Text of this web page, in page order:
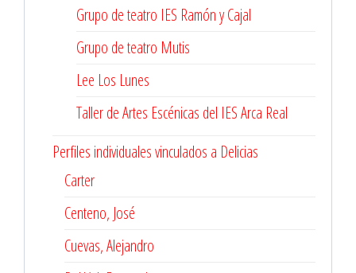
Grupo de teatro IES Ramón y Cajal
Grupo de teatro Mutis
Lee Los Lunes
Taller de Artes Escénicas del IES Arca Real
Perfiles individuales vinculados a Delicias
Carter
Centeno, José
Cuevas, Alejandro